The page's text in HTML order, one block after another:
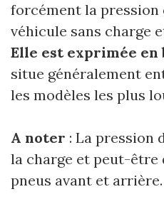
forcément la pression
véhicule sans charge
Elle est exprimée en
situe généralement
les modèles les plus
A noter : La pression
la charge et peut-
pneus avant et arrière.